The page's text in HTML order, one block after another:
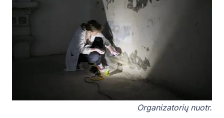
Organizatorių nuotr.